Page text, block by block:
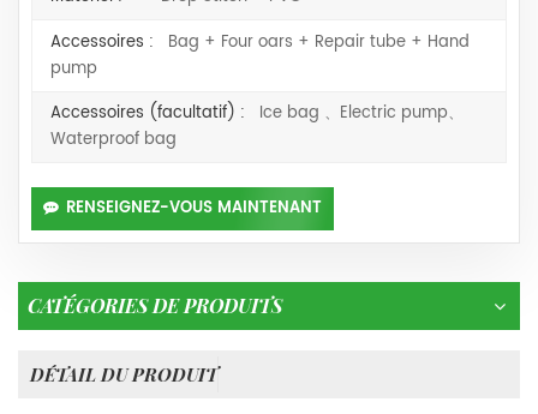
Accessoires :
Bag + Four oars + Repair tube + Hand
pump
Accessoires (facultatif) :
Ice bag 、Electric pump、
Waterproof bag
RENSEIGNEZ-VOUS MAINTENANT
CATÉGORIES DE PRODUITS
DÉTAIL DU PRODUIT